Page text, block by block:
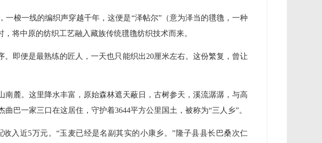
梭一线的编织声穿越千年，这便是“泽帖尔”（意为泽当的氆氇，一种
将中原的纺织工艺融入藏族传统氆氇纺织技术而来。
即便是最熟练的匠人，一天也只能织出20厘米左右。这份繁复，曾让
麓。这里降水丰富，原始森林遮天蔽日，古树参天，溪流潺潺，与高
巴一家三口在这居住，守护着3644平方公里国土，被称为“三人乡”。
入近5万元。“玉麦已经是名副其实的小康乡。”隆子县县长巴桑次仁